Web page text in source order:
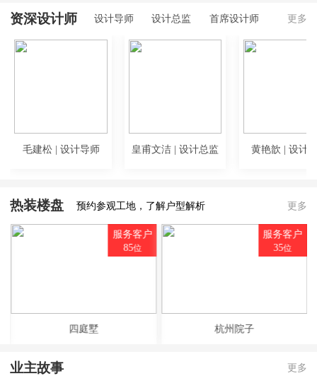
资深设计师 设计导师 设计总监 首席设计师 更多
毛建松 | 设计导师 皇甫文洁 | 设计总监 黄艳歆 | 设计
热装楼盘 预约参观工地，了解户型解析 更多
四庭墅
服务客户
85位
杭州院子
服务客户
35位
业主故事 更多